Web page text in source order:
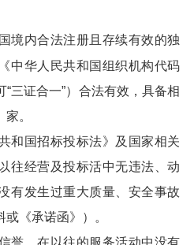
境内合法注册且存续有效的独
中华人民共和国组织机构代码
三证合一”）合法有效，具备相
。
和国招标投标法》及国家相关
往经营及投标活中无违法、动
有发生过重大质量、安全事故
《承诺函》）。